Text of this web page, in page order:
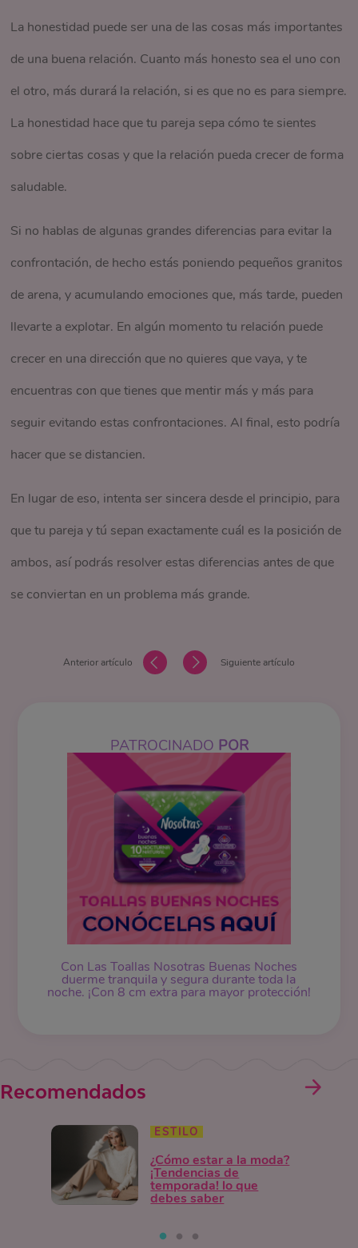
La honestidad puede ser una de las cosas más importantes
de una buena relación. Cuanto más honesto sea el uno con
el otro, más durará la relación, si es que no es para siempre.
La honestidad hace que tu pareja sepa cómo te sientes
sobre ciertas cosas y que la relación pueda crecer de forma
saludable.
Si no hablas de algunas grandes diferencias para evitar la
confrontación, de hecho estás poniendo pequeños granitos
de arena, y acumulando emociones que, más tarde, pueden
llevarte a explotar. En algún momento tu relación puede
crecer en una dirección que no quieres que vaya, y te
encuentras con que tienes que mentir más y más para
seguir evitando estas confrontaciones. Al final, esto podría
hacer que se distancien.
En lugar de eso, intenta ser sincera desde el principio, para
que tu pareja y tú sepan exactamente cuál es la posición de
ambos, así podrás resolver estas diferencias antes de que
se conviertan en un problema más grande.
Anterior artículo Siguiente artículo
PATROCINADO POR
Con Las Toallas Nosotras Buenas Noches
duerme tranquila y segura durante toda la
noche. ¡Con 8 cm extra para mayor protección!
Recomendados
ESTILO
¿Cómo estar a la moda?
¡Tendencias de
temporada! lo que
debes saber